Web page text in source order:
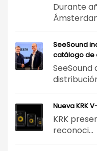
Durante
SeeSound
catálogo de
Nueva KRK
KRK
reconoci...